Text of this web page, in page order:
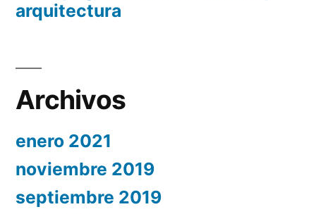
arquitectura
Archivos
enero 2021
noviembre 2019
septiembre 2019